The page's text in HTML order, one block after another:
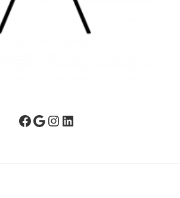
Facebook
Google
Instagram
LinkedIn